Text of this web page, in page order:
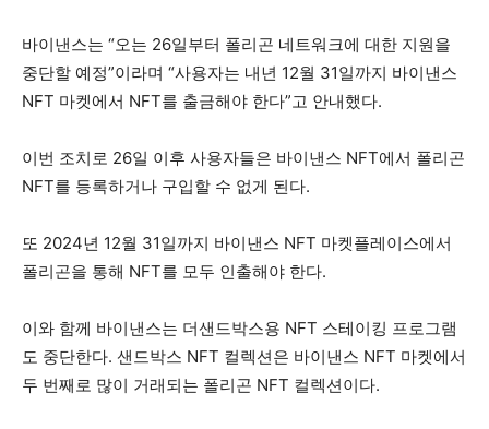
바이낸스는 “오는 26일부터 폴리곤 네트워크에 대한 지원을
중단할 예정”이라며 “사용자는 내년 12월 31일까지 바이낸스
NFT 마켓에서 NFT를 출금해야 한다”고 안내했다.
이번 조치로 26일 이후 사용자들은 바이낸스 NFT에서 폴리곤
NFT를 등록하거나 구입할 수 없게 된다.
또 2024년 12월 31일까지 바이낸스 NFT 마켓플레이스에서
폴리곤을 통해 NFT를 모두 인출해야 한다.
이와 함께 바이낸스는 더샌드박스용 NFT 스테이킹 프로그램
도 중단한다. 샌드박스 NFT 컬렉션은 바이낸스 NFT 마켓에서
두 번째로 많이 거래되는 폴리곤 NFT 컬렉션이다.